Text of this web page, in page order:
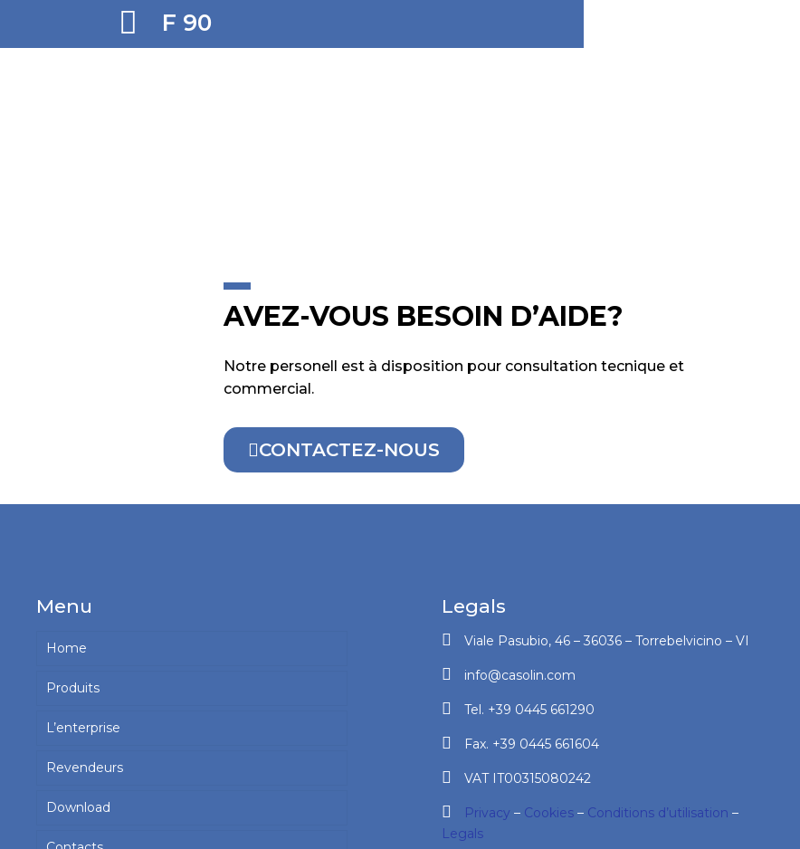
F 90
AVEZ-VOUS BESOIN D’AIDE?
Notre personell est à disposition pour consultation tecnique et
commercial.
CONTACTEZ-NOUS
Menu
Home
Produits
L’enterprise
Revendeurs
Download
Legals
Viale Pasubio, 46 – 36036 – Torrebelvicino – VI
info@casolin.com
Tel. +39 0445 661290
Fax. +39 0445 661604
VAT IT00315080242
Privacy – Cookies– Conditions d’utilisation –
Legals